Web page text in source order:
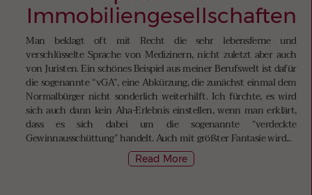
Immobiliengesellschaften
Man beklagt oft mit Recht die sehr lebensferne und
verschlüsselte Sprache von Medizinern, nicht zuletzt aber auch
von Juristen. Ein schönes Beispiel aus meiner Berufswelt ist dafür
die sogenannte “vGA”, eine Abkürzung, die zunächst einmal dem
Normalbürger nicht sonderlich weiterhilft. Ich fürchte, es wird
sich auch dann kein Aha-Erlebnis einstellen, wenn man erklärt,
dass es sich dabei um die sogenannte “verdeckte
Gewinnausschüttung” handelt. Auch mit größter Fantasie wird...
Read More